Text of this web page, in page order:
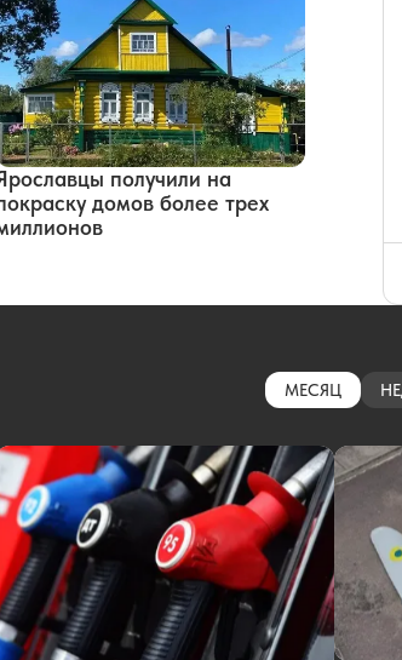
получили на
домов более трех
МЕСЯЦ